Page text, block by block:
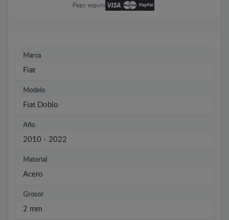
Pago seguro
Marca
Fiat
Modelo
Fiat Doblo
Año
2010 - 2022
Material
Acero
Grosor
2 mm